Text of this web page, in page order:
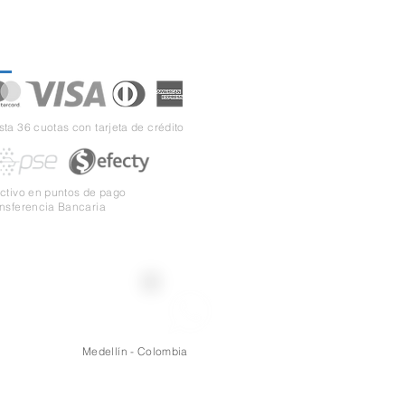
36 cuotas con tarjeta de crédito
en puntos de pago
Bancaria
Medellín - Colombia